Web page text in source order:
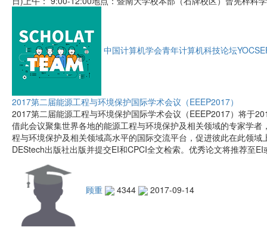
中国计算机学会青年计算机科技论坛
2017第二届能源工程与环境保护国际学术会议（EEEP2017）
2017第二届能源工程与环境保护国际学术会议（EEEP2017）将于
借此会议聚集世界各地的能源工程与环境保护及相关领域的专家学
程与环境保护及相关领域高水平的国际交流平台，促进彼此在此领
DEStech出版社出版并提交EI和CPCI全文检索。优秀论文将推荐至EI
顾重 4344 2017-09-14